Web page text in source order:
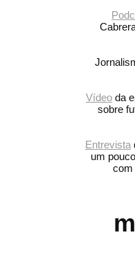
Vídeo da
sobre
Entrevista
um
com